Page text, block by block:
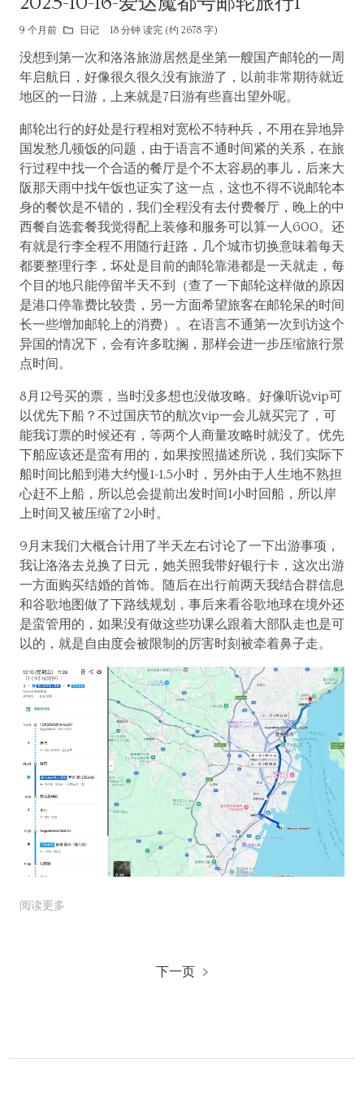
9 个月前 日记 18 分钟 读完 (约 2678 字)
没想到第一次和洛洛旅游居然是坐第一艘国产邮轮的一周
年启航日，好像很久很久没有旅游了，以前非常期待就近
地区的一日游，上来就是7日游有些喜出望外呢。
邮轮出行的好处是行程相对宽松不特种兵，不用在异地异
国发愁几顿饭的问题，由于语言不通时间紧的关系，在旅
行过程中找一个合适的餐厅是个不太容易的事儿，后来大
阪那天雨中找午饭也证实了这一点，这也不得不说邮轮本
身的餐饮是不错的，我们全程没有去付费餐厅，晚上的中
西餐自选套餐我觉得配上装修和服务可以算一人600。还
有就是行李全程不用随行赶路，几个城市切换意味着每天
都要整理行李，坏处是目前的邮轮靠港都是一天就走，每
个目的地只能停留半天不到（查了一下邮轮这样做的原因
是港口停靠费比较贵，另一方面希望旅客在邮轮呆的时间
长一些增加邮轮上的消费）。在语言不通第一次到访这个
异国的情况下，会有许多耽搁，那样会进一步压缩旅行景
点时间。
8月12号买的票，当时没多想也没做攻略。好像听说vip可
以优先下船？不过国庆节的航次vip一会儿就买完了，可
能我订票的时候还有，等两个人商量攻略时就没了。优先
下船应该还是蛮有用的，如果按照描述所说，我们实际下
船时间比船到港大约慢1-1.5小时，另外由于人生地不熟担
心赶不上船，所以总会提前出发时间1小时回船，所以岸
上时间又被压缩了2小时。
9月末我们大概合计用了半天左右讨论了一下出游事项，
我让洛洛去兑换了日元，她关照我带好银行卡，这次出游
一方面购买结婚的首饰。随后在出行前两天我结合群信息
和谷歌地图做了下路线规划，事后来看谷歌地球在境外还
是蛮管用的，如果没有做这些功课么跟着大部队走也是可
以的，就是自由度会被限制的厉害时刻被牵着鼻子走。
阅读更多
下一页